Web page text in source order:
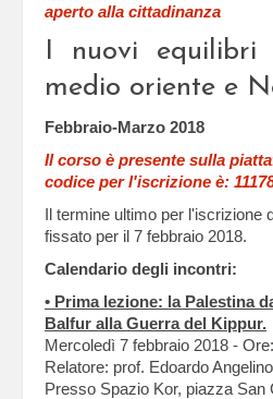
aperto alla cittadinanza
I nuovi equilibri
medio oriente e
Febbraio-Marzo 2018
Il corso è presente sulla
codice per l'iscrizione è:
Il termine ultimo per l'iscrizione
fissato per il 7 febbraio 2018.
Calendario degli incontri:
• Prima lezione: la Palestina
Balfur alla Guerra del Kippur.
Mercoledì 7 febbraio 2018 -
Relatore: prof. Edoardo Angelino
Presso Spazio Kor, piazza San